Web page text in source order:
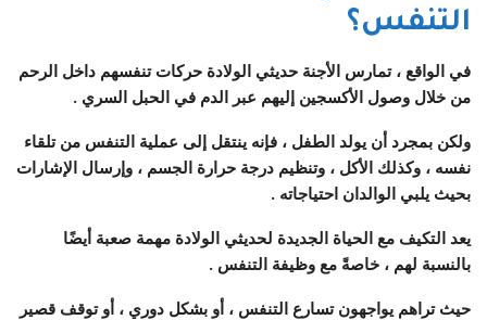
التنفس؟
في الواقع ، تمارس الأجنة حديثي الولادة حركات تنفسهم داخل الرحم
من خلال وصول الأكسجين إليهم عبر الدم في الحبل السري .
ولكن بمجرد أن يولد الطفل ، فإنه ينتقل إلى عملية التنفس من تلقاء
نفسه ، وكذلك الأكل ، وتنظيم درجة حرارة الجسم ، وإرسال الإشارات
بحيث يلبي الوالدان احتياجاته .
يعد التكيف مع الحياة الجديدة لحديثي الولادة مهمة صعبة أيضًا
بالنسبة لهم ، خاصةً مع وظيفة التنفس .
حيث تراهم يواجهون تسارع التنفس ، أو بشكل دوري ، أو توقف قصير